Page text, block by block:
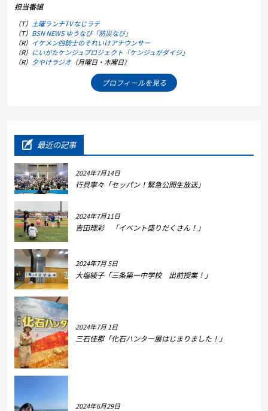
担当番組
（T） 土曜ランチTV なじラテ
（T） BSN NEWS ゆうなび「防災なび」
（R） イケメン四銃士のそれいけアナウンサー
（R） にいがたケンジュプロジェクト「ケンジュがダイジ」
（R） 夕やけラジオ（月曜日・木曜日）
プロフィールを見る
最近の記事
2024年7月14日
行貝寧々「セッパン！緊急公開生放送」
2024年7月11日
吉田理彩 「イベント盛りだくさん！」
2024年7月 5日
大塩綾子「三条第一中学校 出前授業！」
2024年7月 1日
三石佳那「化石ハンター展はじまりました！」
2024年6月29日